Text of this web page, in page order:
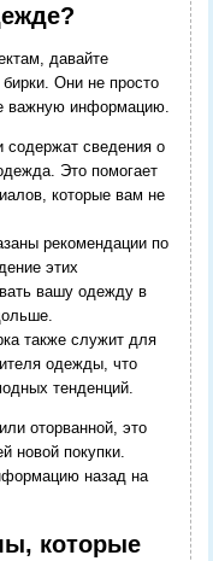
давайте
Они не просто
важную информацию.
содержат сведения о
Это помогает
которые вам не
рекомендации по
этих
вашу одежду в
также служит для
одежды, что
тенденций.
оторванной, это
новой покупки.
назад на
которые